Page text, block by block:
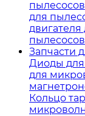
пылесосов
для
пылесосов
Запчасти
Диоды
для
Кольцо